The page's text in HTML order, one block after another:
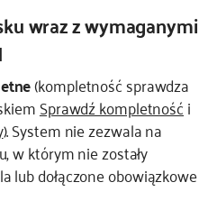
wraz z wymaganymi
(kompletność sprawdza
Sprawdź kompletnośći
). System nie zezwala na
w którym nie zostały
lub dołączone obowiązkowe